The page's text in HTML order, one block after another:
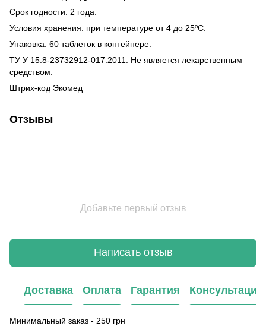
Срок годности: 2 года.
Условия хранения: при температуре от 4 до 25ºС.
Упаковка: 60 таблеток в контейнере.
ТУ У 15.8-23732912-017:2011. Не является лекарственным
средством.
Штрих-код Экомед
Отзывы
Добавьте первый отзыв
Написать отзыв
Доставка Оплата Гарантия Консультация
Минимальный заказ - 250 грн